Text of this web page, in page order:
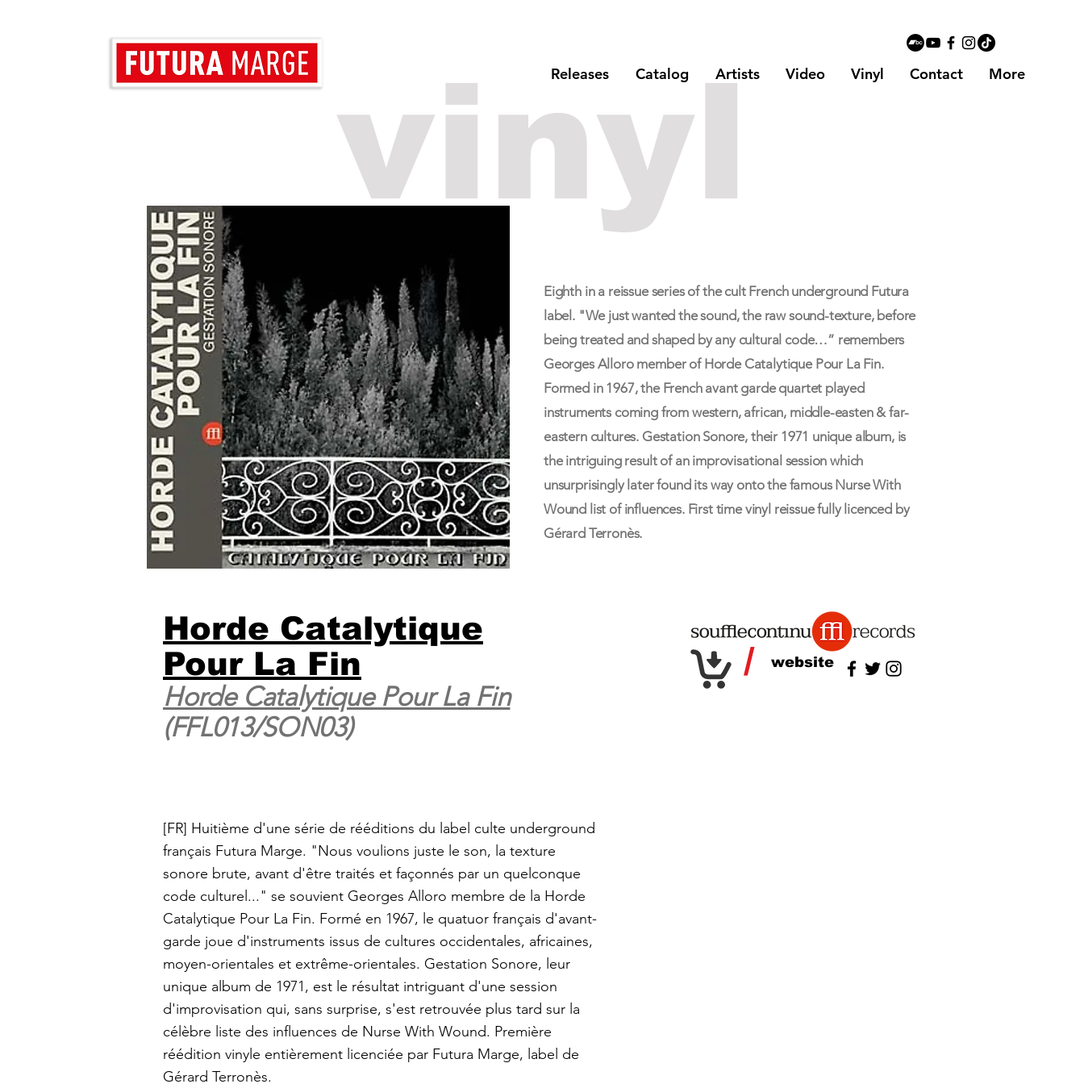
Releases Catalog Artists Video Vinyl Contact More
Eighth in a reissue series of the cult French underground Futura
label. "We just wanted the sound, the raw sound-texture, before
being treated and shaped by any cultural code…” remembers
Georges Alloro member of Horde Catalytique Pour La Fin.
Formed in 1967, the French avant garde quartet played
instruments coming from western, african, middle-easten & far-
eastern cultures. Gestation Sonore, their 1971 unique album, is
the intriguing result of an improvisational session which
unsurprisingly later found its way onto the famous Nurse With
Wound list of influences. First time vinyl reissue fully licenced by
Gérard Terronès.
vinyl
Horde Catalytique
Pour La Fin
Horde Catalytique Pour La Fin
(FFL013/SON03)
/ website
[FR] Huitième d'une série de rééditions du label culte underground
français Futura Marge. "Nous voulions juste le son, la texture
sonore brute, avant d'être traités et façonnés par un quelconque
code culturel..." se souvient Georges Alloro membre de la Horde
Catalytique Pour La Fin. Formé en 1967, le quatuor français d'avant-
garde joue d'instruments issus de cultures occidentales, africaines,
moyen-orientales et extrême-orientales. Gestation Sonore, leur
unique album de 1971, est le résultat intriguant d'une session
d'improvisation qui, sans surprise, s'est retrouvée plus tard sur la
célèbre liste des influences de Nurse With Wound. Première
réédition vinyle entièrement licenciée par Futura Marge, label de
Gérard Terronès.